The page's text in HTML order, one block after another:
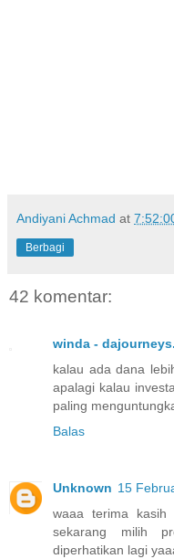
Andiyani Achmad at
Berbagi
42 komentar:
winda -
kalau ada dana
apalagi kalau
paling
Balas
Unknown 15
waaa terima kasih
sekarang milih
diperhatikan lagi